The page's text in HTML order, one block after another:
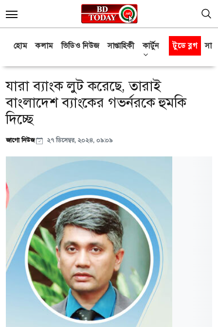
হোম কলাম ভিডিও নিউজ সাপ্তাহিকী কার্টুন টুডে ব্লগ
যারা ব্যাংক লুট করেছে, তারাই
বাংলাদেশ ব্যাংকের গভর্নরকে হুমকি
দিচ্ছে
জাগো নিউজ ২৭ ডিসেম্বর, ২০২৪, ০৯:০৯